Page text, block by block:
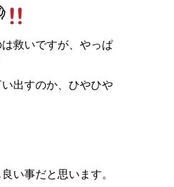
救いですが、やっぱ
出すのか、ひやひや
い事だと思います。